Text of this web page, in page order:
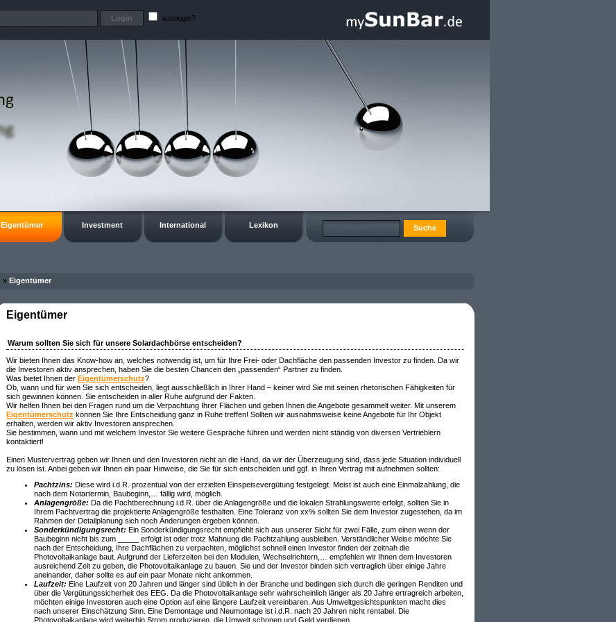
autologin?
Eigentümer Investment International Lexikon
» Eigentümer
Eigentümer
Warum sollten Sie sich für unsere Solardachbörse entscheiden?
Wir bieten Ihnen das Know-how an, welches notwendig ist, um für Ihre Frei- oder Dachfläche den passenden Investor zu finden. Da wir
die Investoren aktiv ansprechen, haben Sie die besten Chancen den „passenden“ Partner zu finden.
Was bietet Ihnen der Eigentümerschutz?
Ob, wann und für wen Sie sich entscheiden, liegt ausschließlich in Ihrer Hand – keiner wird Sie mit seinen rhetorischen Fähigkeiten für
sich gewinnen können. Sie entscheiden in aller Ruhe aufgrund der Fakten.
Wir helfen Ihnen bei den Fragen rund um die Verpachtung Ihrer Flächen und geben Ihnen die Angebote gesammelt weiter. Mit unserem
Eigentümerschutz können Sie Ihre Entscheidung ganz in Ruhe treffen! Sollten wir ausnahmsweise keine Angebote für Ihr Objekt
erhalten, werden wir aktiv Investoren ansprechen.
Sie bestimmen, wann und mit welchem Investor Sie weitere Gespräche führen und werden nicht ständig von diversen Vertrieblern
kontaktiert!
Einen Mustervertrag geben wir Ihnen und den Investoren nicht an die Hand, da wir der Überzeugung sind, dass jede Situation individuell
zu lösen ist. Anbei geben wir Ihnen ein paar Hinweise, die Sie für sich entscheiden und ggf. in Ihren Vertrag mit aufnehmen sollten:
Pachtzins: Diese wird i.d.R. prozentual von der erzielten Einspeisevergütung festgelegt. Meist ist auch eine Einmalzahlung, die
nach dem Notartermin, Baubeginn,… fällig wird, möglich.
Anlagengröße: Da die Pachtberechnung i.d.R. über die Anlagengröße und die lokalen Strahlungswerte erfolgt, sollten Sie in
Ihrem Pachtvertrag die projektierte Anlagengröße festhalten. Eine Toleranz von xx% sollten Sie dem Investor zugestehen, da im
Rahmen der Detailplanung sich noch Änderungen ergeben können.
Sonderkündigungsrecht: Ein Sonderkündigungsrecht empfiehlt sich aus unserer Sicht für zwei Fälle, zum einen wenn der
Baubeginn nicht bis zum _____ erfolgt ist oder trotz Mahnung die Pachtzahlung ausbleiben. Verständlicher Weise möchte Sie
nach der Entscheidung, Ihre Dachflächen zu verpachten, möglichst schnell einen Investor finden der zeitnah die
Photovoltaikanlage baut. Aufgrund der Lieferzeiten bei den Modulen, Wechselrichtern,… empfehlen wir Ihnen dem Investoren
ausreichend Zeit zu geben, die Photovoltaikanlage zu bauen. Sie und der Investor binden sich vertraglich über einige Jahre
aneinander, daher sollte es auf ein paar Monate nicht ankommen.
Laufzeit: Eine Laufzeit von 20 Jahren und länger sind üblich in der Branche und bedingen sich durch die geringen Renditen und
über die Vergütungssicherheit des EEG. Da die Photovoltaikanlage sehr wahrscheinlich länger als 20 Jahre ertragreich arbeiten,
möchten einige Investoren auch eine Option auf eine längere Laufzeit vereinbaren. Aus Umweltgesichtspunkten macht dies
nach unserer Einschätzung Sinn. Eine Demontage und Neumontage ist i.d.R. nach 20 Jahren nicht rentabel. Die
Photovoltaikanlage wird weiterhin Strom produzieren, die Umwelt schonen und Geld verdienen.